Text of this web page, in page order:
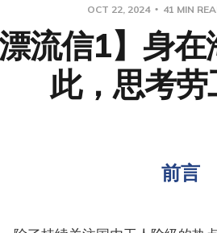
OCT 22, 2024 41 MIN
流信1】身
此，思考
前言